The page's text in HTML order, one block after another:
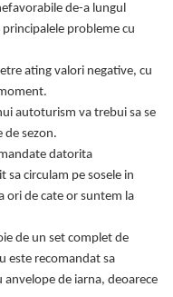
de-a lungul
probleme cu
ating valori negative, cu
autoturism va trebui sa se
de sezon.
datorita
circulam pe sosele in
ori de cate or suntem la
de un set complet de
este recomandat sa
de iarna, deoarece